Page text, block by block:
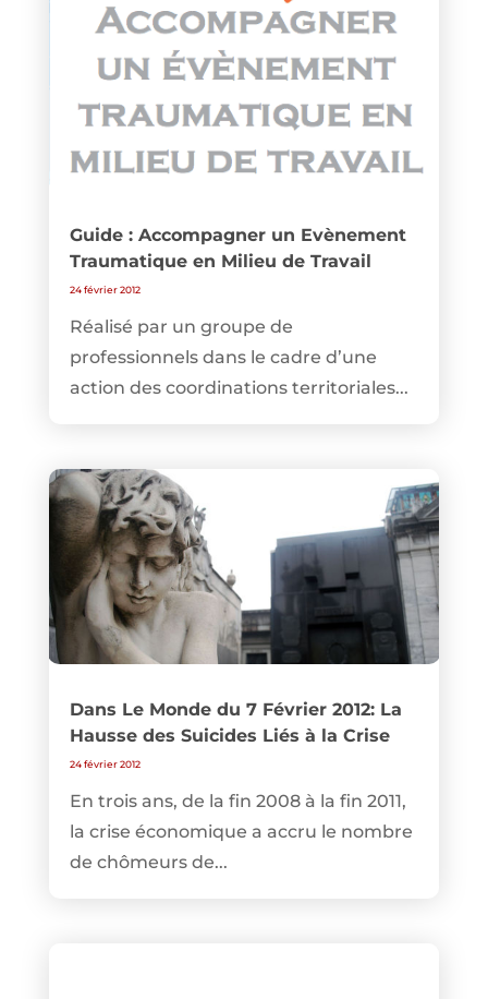
Guide : Accompagner un Evènement
Traumatique en Milieu de Travail
24 février 2012
Réalisé par un groupe de
professionnels dans le cadre d’une
action des coordinations territoriales...
Dans Le Monde du 7 Février 2012: La
Hausse des Suicides Liés à la Crise
24 février 2012
En trois ans, de la fin 2008 à la fin 2011,
la crise économique a accru le nombre
de chômeurs de...